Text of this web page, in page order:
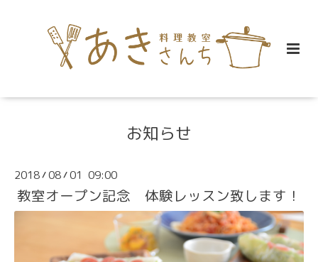
お知らせ
2018/08/01 09:00
教室オープン記念 体験レッスン致します！